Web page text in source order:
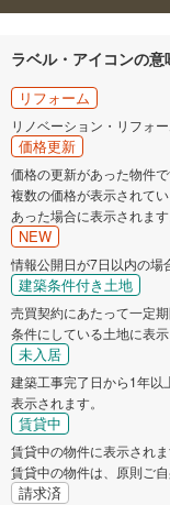
ラベル・アイコンの意
リフォーム
リノベーション・リフォ
価格更新
価格の更新があった物件で
複数の価格が表示されて
あった場合に表示されます
NEW
情報公開日が7日以内の場
建築条件付き土地
売買契約にあたって一定
条件にしている土地に表示
未入居
建築工事完了日から1年以
表示されます。
賃貸中
賃貸中の物件に表示されま
賃貸中の物件は、原則ご
請求済